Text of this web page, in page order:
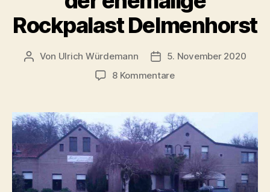
Rockpalast Delmenhorst
Beitragsautor
Von Ulrich Würdemann Beitragsdatum
5. November 2020
8 Kommentarezu
Rockpalast
Delmenhorst